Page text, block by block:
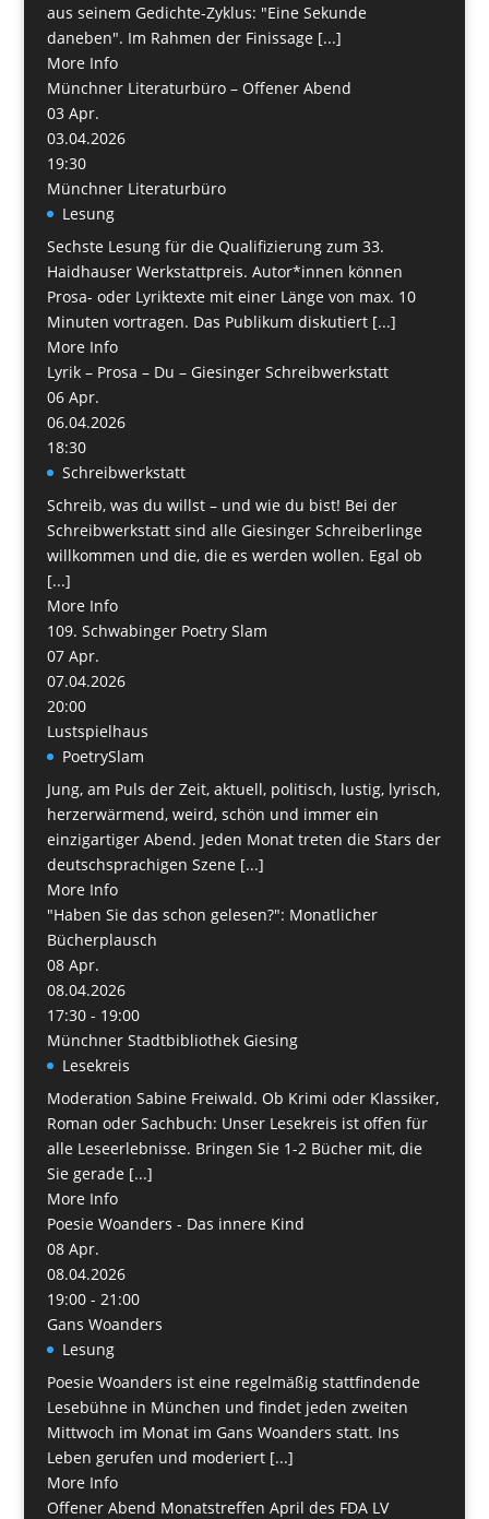
aus seinem Gedichte-Zyklus: "Eine Sekunde
daneben". Im Rahmen der Finissage [...]
More Info
Münchner Literaturbüro – Offener Abend
03 Apr.
03.04.2026
19:30
Münchner Literaturbüro
Lesung
Sechste Lesung für die Qualifizierung zum 33.
Haidhauser Werkstattpreis. Autor*innen können
Prosa- oder Lyriktexte mit einer Länge von max. 10
Minuten vortragen. Das Publikum diskutiert [...]
More Info
Lyrik – Prosa – Du – Giesinger Schreibwerkstatt
06 Apr.
06.04.2026
18:30
Schreibwerkstatt
Schreib, was du willst – und wie du bist! Bei der
Schreibwerkstatt sind alle Giesinger Schreiberlinge
willkommen und die, die es werden wollen. Egal ob
[...]
More Info
109. Schwabinger Poetry Slam
07 Apr.
07.04.2026
20:00
Lustspielhaus
PoetrySlam
Jung, am Puls der Zeit, aktuell, politisch, lustig, lyrisch,
herzerwärmend, weird, schön und immer ein
einzigartiger Abend. Jeden Monat treten die Stars der
deutschsprachigen Szene [...]
More Info
"Haben Sie das schon gelesen?": Monatlicher
Bücherplausch
08 Apr.
08.04.2026
17:30 - 19:00
Münchner Stadtbibliothek Giesing
Lesekreis
Moderation Sabine Freiwald. Ob Krimi oder Klassiker,
Roman oder Sachbuch: Unser Lesekreis ist offen für
alle Leseerlebnisse. Bringen Sie 1-2 Bücher mit, die
Sie gerade [...]
More Info
Poesie Woanders - Das innere Kind
08 Apr.
08.04.2026
19:00 - 21:00
Gans Woanders
Lesung
Poesie Woanders ist eine regelmäßig stattfindende
Lesebühne in München und findet jeden zweiten
Mittwoch im Monat im Gans Woanders statt. Ins
Leben gerufen und moderiert [...]
More Info
Offener Abend Monatstreffen April des FDA LV